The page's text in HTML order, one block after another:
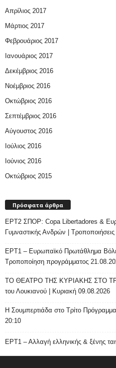
Απρίλιος 2017
Μάρτιος 2017
Φεβρουάριος 2017
Ιανουάριος 2017
Δεκέμβριος 2016
Νοέμβριος 2016
Οκτώβριος 2016
Σεπτέμβριος 2016
Αύγουστος 2016
Ιούλιος 2016
Ιούνιος 2016
Οκτώβριος 2015
Πρόσφατα άρθρα
ΕΡΤ2 ΣΠΟΡ: Copa Libertadores &
Γυμναστικής Ανδρών |
ΕΡΤ1 – Ευρωπαϊκό Πρωτάθλημα
Τροποποίηση προγράμματος
ΤΟ ΘΕΑΤΡΟ ΤΗΣ ΚΥΡΙΑΚΗΣ ΣΤΟ
του Λουκιανού | Κυριακή 09.08.2026
H Σουμπερτιάδα στο Τρίτο
20:10
ΕΡΤ1 – Αλλαγή ελληνικής & ξένης